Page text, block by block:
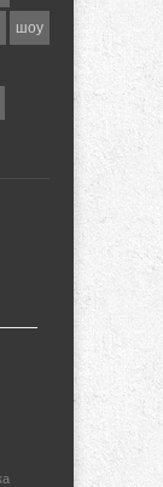
шоу